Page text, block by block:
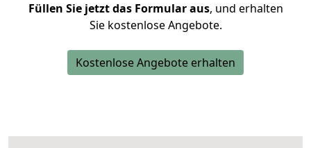
Füllen Sie jetzt das Formular aus, und erhalten
Sie kostenlose Angebote.
Kostenlose Angebote erhalten